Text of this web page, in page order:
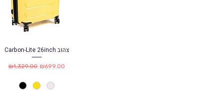
Quick View Carbon-Lite 26inch צהוב
Regular Price
₪1,329.00 Sale Price
₪699.00